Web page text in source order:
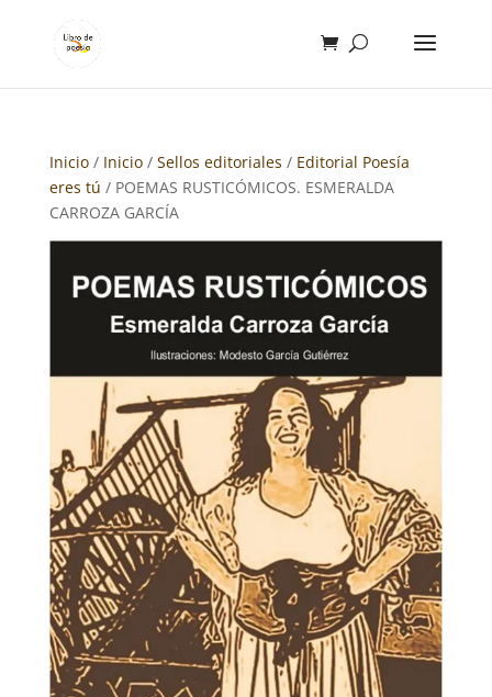
Inicio/ Inicio/ Sellos editoriales / Editorial Poesía
eres tú / POEMAS RUSTICÓMICOS. ESMERALDA
CARROZA GARCÍA